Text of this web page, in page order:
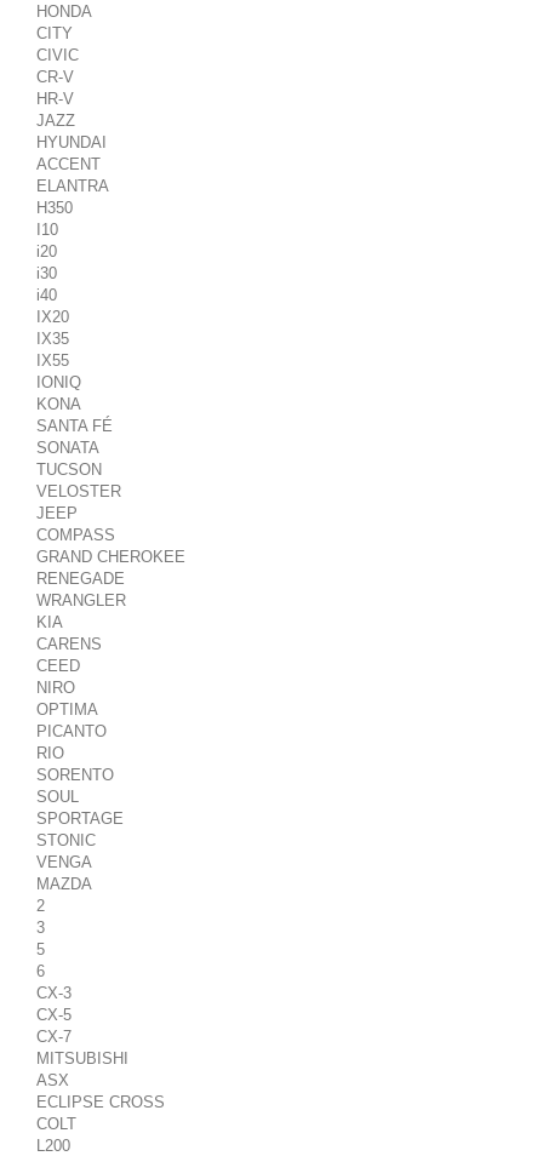
HONDA
CITY
CIVIC
CR-V
HR-V
JAZZ
HYUNDAI
ACCENT
ELANTRA
H350
I10
i20
i30
i40
IX20
IX35
IX55
IONIQ
KONA
SANTA FÉ
SONATA
TUCSON
VELOSTER
JEEP
COMPASS
GRAND CHEROKEE
RENEGADE
WRANGLER
KIA
CARENS
CEED
NIRO
OPTIMA
PICANTO
RIO
SORENTO
SOUL
SPORTAGE
STONIC
VENGA
MAZDA
2
3
5
6
CX-3
CX-5
CX-7
MITSUBISHI
ASX
ECLIPSE CROSS
COLT
L200